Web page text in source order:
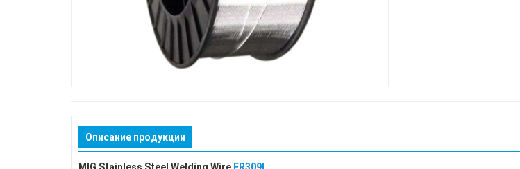
Описание продукции
MIG Stainless Steel Welding Wire ER309L